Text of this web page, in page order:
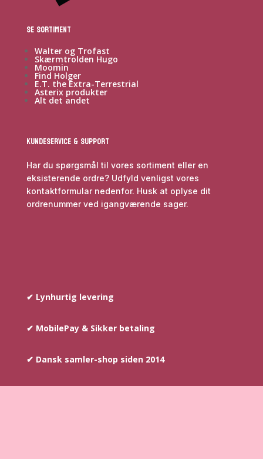
Se sortiment
Walter og Trofast
Skærmtrolden Hugo
Moomin
Find Holger
E.T. the Extra-Terrestrial
Asterix produkter
Alt det andet
Kundeservice & Support
Har du spørgsmål til vores sortiment eller en
eksisterende ordre? Udfyld venligst vores
kontaktformular nedenfor. Husk at oplyse dit
ordrenummer ved igangværende sager.
✔ Lynhurtig levering
✔ MobilePay & Sikker betaling
✔ Dansk samler-shop siden 2014